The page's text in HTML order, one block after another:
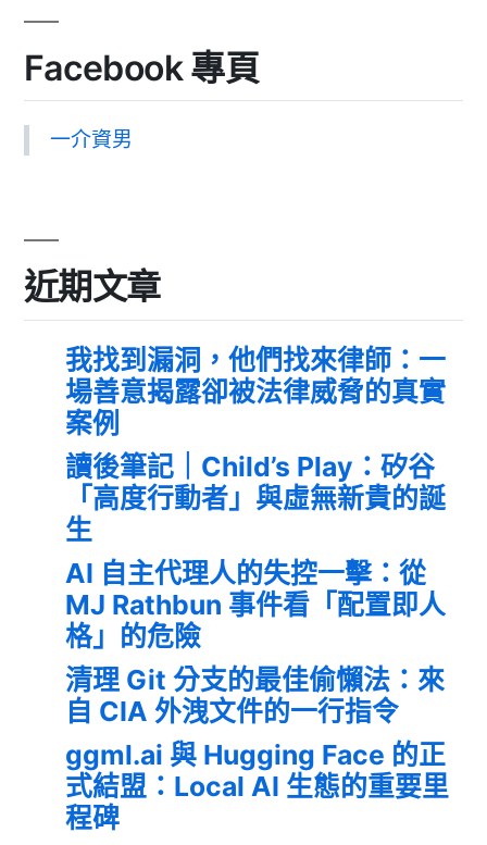
Facebook 專頁
一介資男
近期文章
我找到漏洞，他們找來律師：一
場善意揭露卻被法律威脅的真實
案例
讀後筆記｜Child’s Play：矽谷
「高度行動者」與虛無新貴的誕
生
AI 自主代理人的失控一擊：從
MJ Rathbun 事件看「配置即人
格」的危險
清理 Git 分支的最佳偷懶法：來
自 CIA 外洩文件的一行指令
ggml.ai 與 Hugging Face 的正
式結盟：Local AI 生態的重要里
程碑